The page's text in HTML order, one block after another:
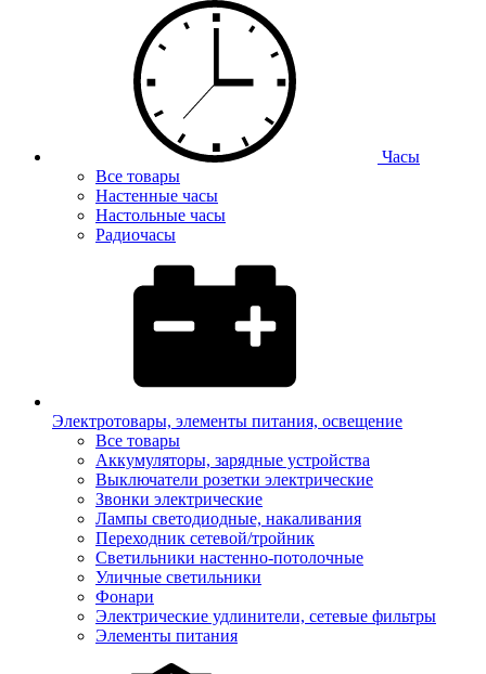
Часы
Все товары
Настенные часы
Настольные часы
Радиочасы
Электротовары, элементы питания, освещение
Все товары
Аккумуляторы, зарядные устройства
Выключатели розетки электрические
Звонки электрические
Лампы светодиодные, накаливания
Переходник сетевой/тройник
Светильники настенно-потолочные
Уличные светильники
Фонари
Электрические удлинители, сетевые фильтры
Элементы питания